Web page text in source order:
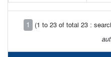
1
(1 to 23 of total 23 :